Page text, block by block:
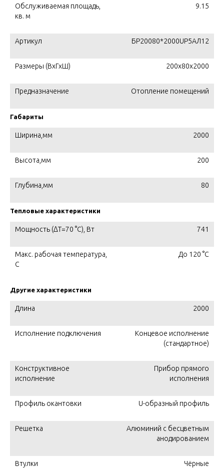
Обслуживаемая площадь,
кв. м
9.15
Артикул БР20080*2000UР5АЛ12
Размеры (ВхГхШ) 200х80х2000
Предназначение Отопление помещений
Габариты
Ширина,мм 2000
Высота,мм 200
Глубина,мм 80
Тепловые характеристики
Мощность (ΔT=70 °C), Вт 741
Макс. рабочая температура,
C
До 120 °C
Другие характеристики
Длина 2000
Исполнение подключения
Концевое исполнение
(стандартное)
Конструктивное
исполнение
Прибор прямого
исполнения
Профиль окантовки U-образный профиль
Решетка
Алюминий с бесцветным
анодированием
Втулки Чёрные